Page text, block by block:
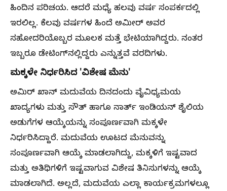
ಹಿಂದಿನ ಪರಿಚಯ. ಆದರೆ ಮಧ್ಯೆ ಹಲವು ವರ್ಷ ಸಂಪರ್ಕದಲ್ಲಿ
ಇರಲಿಲ್ಲ. ಕೆಲವು ವರ್ಷಗಳ ಹಿಂದೆ ಅಮೀರ್ ಅವರ
ಸಹೋದರಿಯೊಬ್ಬರ ಮೂಲಕ ಮತ್ತೆ ಭೇಟಿಯಾಗಿದ್ದರು. ನಂತರ
ಇಬ್ಬರೂ ಡೇಟಿಂಗ್‌ನಲ್ಲಿದ್ದರು ಎನ್ನುತ್ತವೆ ವರದಿಗಳು.
ಮಕ್ಕಳೇ ನಿರ್ಧರಿಸಿದ 'ವಿಶೇಷ ಮೆನು'
ಅಮಿರ್ ಖಾನ್ ಮದುವೆಯ ದಿನದಂದು ವೈವಿಧ್ಯಮಯ
ಖಾದ್ಯಗಳು ಮತ್ತು ಸೌತ್ ಹಾಗೂ ನಾರ್ತ್ ಇಂಡಿಯನ್ ಶೈಲಿಯ
ಅಡುಗೆಗಳ ಆಯ್ಕೆಯನ್ನು ಸಂಪೂರ್ಣವಾಗಿ ಮಕ್ಕಳೇ
ನಿರ್ಧರಿಸಿದ್ದಾರೆ. ಮದುವೆಯ ಊಟದ ಮೆನುವನ್ನು
ಸಂಪೂರ್ಣವಾಗಿ ಆಯ್ಕೆ ಮಾಡಲಾಗಿದ್ದು, ಮಕ್ಕಳಿಗೆ ಇಷ್ಟವಾದ
ಮತ್ತು ಅತಿಥಿಗಳಿಗೆ ಇಷ್ಟವಾಗುವ ವಿಶೇಷ ತಿನಿಸುಗಳನ್ನು ಆಯ್ಕೆ
ಮಾಡಲಾಗಿದೆ. ಅಲ್ಲದೆ, ಮದುವೆಯ ಎಲ್ಲಾ ಕಾರ್ಯಕ್ರಮಗಳಲ್ಲೂ